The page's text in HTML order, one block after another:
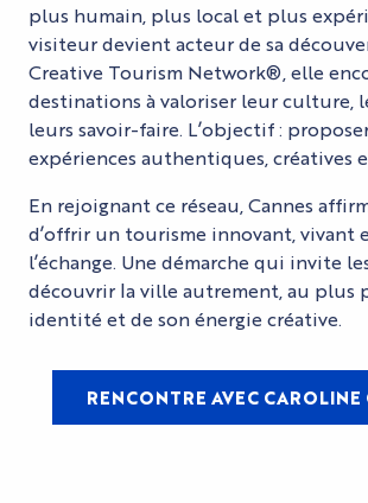
plus humain, plus local et plus
visiteur devient acteur de sa
Creative Tourism Network®, elle
destinations à valoriser leur culture,
leurs savoir-faire. L’objectif :
expériences authentiques, créatives
En rejoignant ce réseau, Cannes
d’offrir un tourisme innovant, vivant
l’échange. Une démarche qui invite
découvrir la ville autrement, au plus
identité et de son énergie créative.
RENCONTRE AVEC CAROLINE